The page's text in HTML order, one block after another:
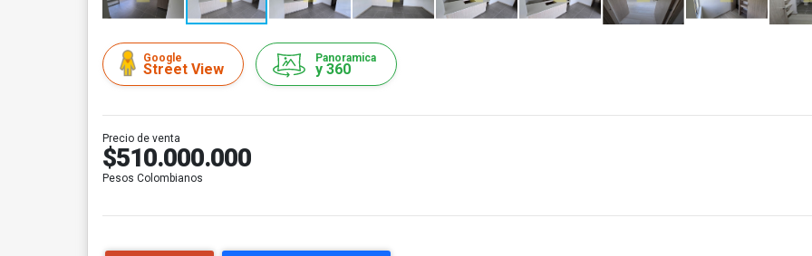
Google
Street View
Panoramica
y 360
Precio de venta
$510.000.000
Pesos Colombianos